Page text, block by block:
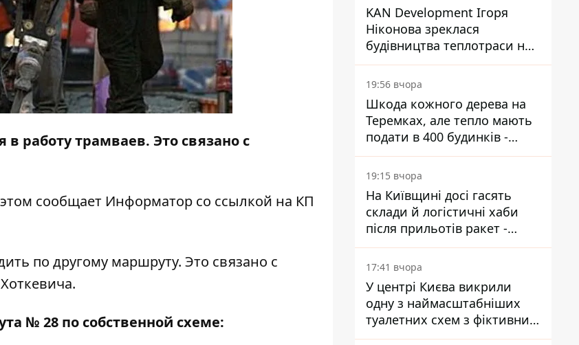
работу трамваев. Это связано с
сообщает Информатор со ссылкой на КП
по другому маршруту. Это связано с
№ 28 по собственной схеме:
KAN Development Ігоря
Ніконова зреклася
будівництва теплотраси на
Теремках
19:56 вчора
Шкода кожного дерева на
Теремках, але тепло мають
подати в 400 будинків -
депутатка Київради
19:15 вчора
На Київщині досі гасять
склади й логістичні хаби
після прильотів ракет -
ДСНС
17:41 вчора
У центрі Києва викрили
одну з наймасштабніших
туалетних схем з фіктивним
будинком